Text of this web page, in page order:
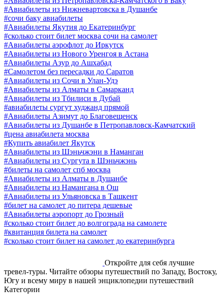
#Авиабилеты из Нижневартовска в Душанбе
#сочи баку авиабилеты
#Авиабилеты Якутия до Екатеринбург
#сколько стоит билет москва сочи на самолет
#Авиабилеты аэрофлот до Иркутск
#Авиабилеты из Нового Уренгоя в Астана
#Авиабилеты Азур до Ашхабад
#Самолетом без пересадки до Саратов
#Авиабилеты из Сочи в Улан-Удэ
#Авиабилеты из Алматы в Самарканд
#Авиабилеты из Тбилиси в Дубай
#авиабилеты сургут худжанд прямой
#Авиабилеты Азимут до Благовещенск
#Авиабилеты из Душанбе в Петропавловск-Камчатский
#цена авиабилета москва
#Купить авиабилет Якутск
#Авиабилеты из Шэньчжэни в Наманган
#Авиабилеты из Сургута в Шэньчжэнь
#билеты на самолет спб москва
#Авиабилеты из Алматы в Душанбе
#Авиабилеты из Намангана в Ош
#Авиабилеты из Ульяновска в Ташкент
#билет на самолет до питера дешевые
#Авиабилеты аэропорт до Грозный
#сколько стоит билет до волгограда на самолете
#квитанция билета на самолет
#сколько стоит билет на самолет до екатеринбурга
Откройте для себя лучшие
тревел-туры. Читайте обзоры путешествий по Западу, Востоку,
Югу и всему миру в нашей энциклопедии путешествий
Категории